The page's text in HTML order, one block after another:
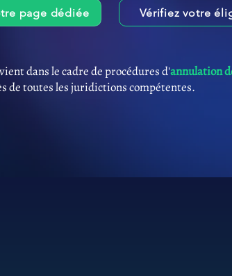
page dédiée Vérifiez votre
dans le cadre de procédures d'annulation
de toutes les juridictions compétentes.